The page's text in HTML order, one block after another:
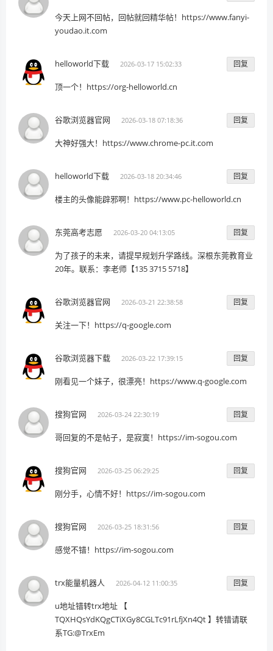
今天上网不回帖，回帖就回精华帖！https://www.fanyi-
youdao.it.com
helloworld下载 2026-03-17 15:02:33 回复
顶一个！https://org-helloworld.cn
谷歌浏览器官网 2026-03-18 07:18:36 回复
大神好强大！https://www.chrome-pc.it.com
helloworld下载 2026-03-18 20:34:46 回复
楼主的头像能辟邪啊！https://www.pc-helloworld.cn
东莞高考志愿 2026-03-20 04:13:05 回复
为了孩子的未来，请提早规划升学路线。深根东莞教育业
20年。联系：李老师【135 3715 5718】
谷歌浏览器官网 2026-03-21 22:38:58 回复
关注一下！https://q-google.com
谷歌浏览器下载 2026-03-22 17:39:15 回复
刚看见一个妹子，很漂亮！https://www.q-google.com
搜狗官网 2026-03-24 22:30:19 回复
哥回复的不是帖子，是寂寞！https://im-sogou.com
搜狗官网 2026-03-25 06:29:25 回复
刚分手，心情不好！https://im-sogou.com
搜狗官网 2026-03-25 18:31:56 回复
感觉不错！https://im-sogou.com
trx能量机器人 2026-04-12 11:00:35 回复
u地址错转trx地址 【
TQXHQsYdKQgCTiXGy8CGLTc91rLfjXn4Qt 】转错请联
系TG:@TrxEm